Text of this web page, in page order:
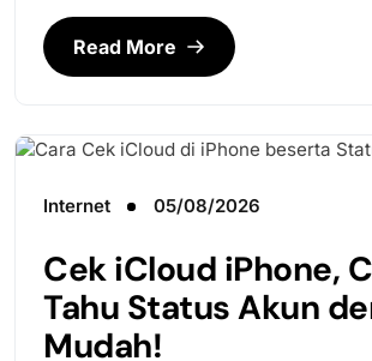
Read More
Internet 05/08/2026
Cek iCloud iPhone,
Tahu Status Akun
Mudah!